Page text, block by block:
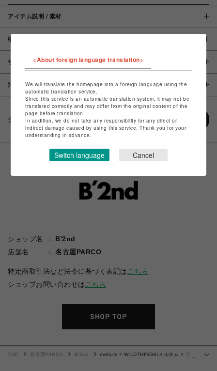
アイテム説明 / 素材
概要
サイズ
注意事項
シェアする
ショップ名
B'2nd
店舗名
名古屋PARCO
特定商取引法など法令に基づく表記は こちら
ショップお問い合わせは こちら
SHOP TOP
…
TOP 名古屋PARCO B'2nd
meltum × WILDTHINGS/メルタム × ワイ
<About foreign language translation>
We will translate the homepage into a foreign language using the
automatic translation service.
Since this service is an automatic translation system, it may not be
translated correctly and may differ from the original content of the
page before translation.
In addition, we do not take any responsibility for any direct or
indirect damage caused by using this service. Thank you for your
understanding in advance.
Switch language Cancel